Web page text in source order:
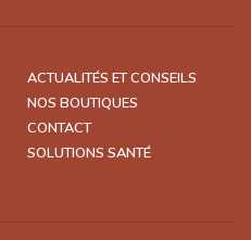
ACTUALITÉS ET CONSEILS
NOS BOUTIQUES
CONTACT
SOLUTIONS SANTÉ